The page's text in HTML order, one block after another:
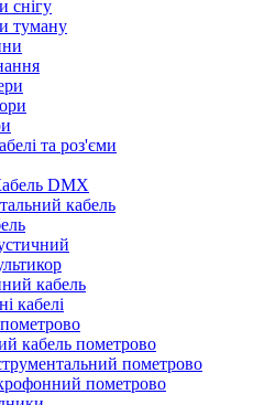
снігу
туману
та роз'єми
DMX
кабель
кабель
кабелі
кабель пометрово
пометрово
пометрово